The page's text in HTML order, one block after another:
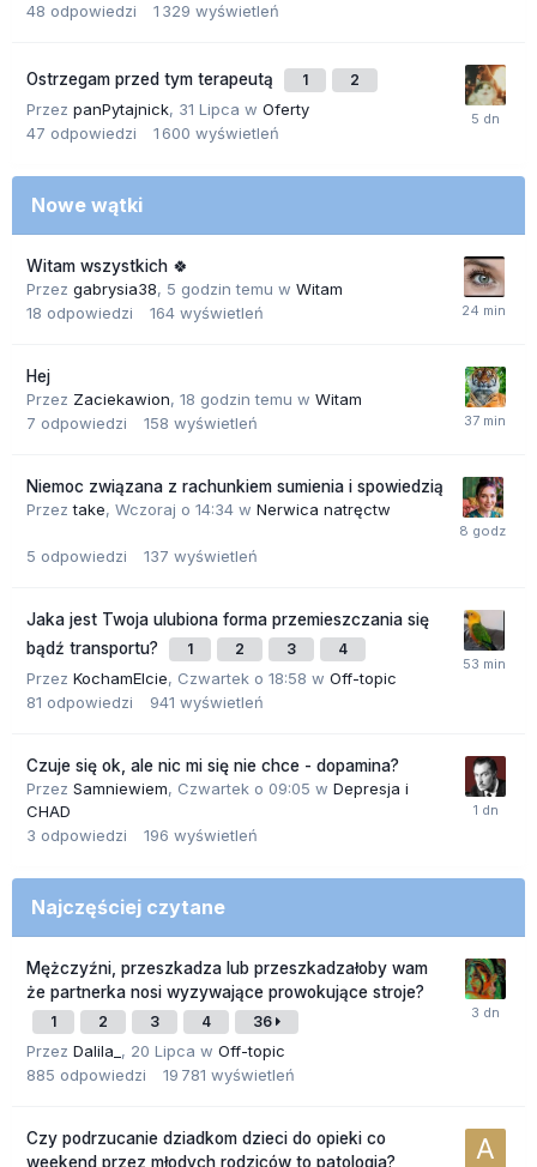
48 odpowiedzi 1 329 wyświetleń
Ostrzegam przed tym terapeutą 1 2
Przez panPytajnick, 31 Lipca w Oferty
47 odpowiedzi 1 600 wyświetleń
Nowe wątki
Witam wszystkich 🍀
Przez gabrysia38, 5 godzin temu w Witam
18 odpowiedzi 164 wyświetleń
Hej
Przez Zaciekawion, 18 godzin temu w Witam
7 odpowiedzi 158 wyświetleń
Niemoc związana z rachunkiem sumienia i spowiedzią
Przeztake, Wczoraj o 14:34 w Nerwica natręctw
5 odpowiedzi 137 wyświetleń
Jaka jest Twoja ulubiona forma przemieszczania się
bądź transportu?
1 2 3 4
Przez KochamElcie, Czwartek o 18:58 w Off-topic
81 odpowiedzi 941 wyświetleń
Czuje się ok, ale nic mi się nie chce - dopamina?
Przez Samniewiem, Czwartek o 09:05 w Depresja i
CHAD
3 odpowiedzi 196 wyświetleń
Najczęściej czytane
Mężczyźni, przeszkadza lub przeszkadzałoby wam
że partnerka nosi wyzywające prowokujące stroje?
1 2 3 4 36
Przez Dalila_ , 20 Lipca w Off-topic
885 odpowiedzi 19 781 wyświetleń
Czy podrzucanie dziadkom dzieci do opieki co
weekend przez młodych rodziców to patologia?